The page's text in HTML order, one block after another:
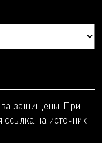
защищены. При
ссылка на источник